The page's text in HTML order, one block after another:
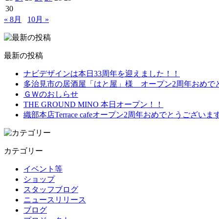
30
« 8月
10月 »
最新の投稿
ナビデザインは本日33周年を迎えました！！
多治見市の居酒屋「はと屋」様 オープン2周年おめで
ＧＷのおしらせ
THE GROUND MINO 本日オープン！！
織部本店Terrace cafeオープン2周年おめでとうございま
カテゴリー
イベント等
ショップ
スタッフブログ
ニュースリリース
ブログ